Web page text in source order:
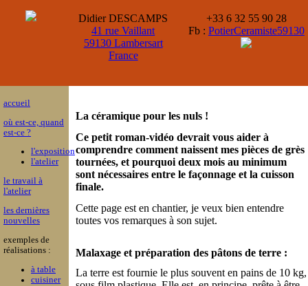
Didier DESCAMPS
41 rue Vaillant
59130 Lambersart
France
+33 6 32 55 90 28
Fb : PotierCeramiste59130
accueil
où est-ce, quand
est-ce ?
l'exposition
l'atelier
le travail à
l'atelier
les dernières
nouvelles
exemples de
réalisations :
à table
cuisiner
La céramique pour les nuls !
Ce petit roman-vidéo devrait vous aider à
comprendre comment naissent mes pièces de grès
tournées, et pourquoi deux mois au minimum
sont nécessaires entre le façonnage et la cuisson
finale.
Cette page est en chantier, je veux bien entendre
toutes vos remarques à son sujet.
Malaxage et préparation des pâtons de terre :
La terre est fournie le plus souvent en pains de 10 kg,